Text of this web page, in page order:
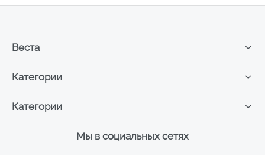
Мы в социальных сетях
Категории
Категории
Веста